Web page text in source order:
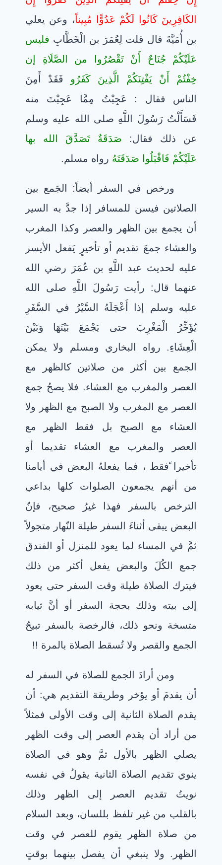
الكَافِرِينَ كَانُوا لَكُمْ عَدُوًّا مُبِيناً، وعن يعلي
بن أُمَيَّةَ قال قلت لِعُمَرَ بن الْخَطَّابِ فليس
عَلَيْكُمْ جُنَاحٌ أَنْ تَقْصُرُوا من الصَّلَاةِ إن
خِفْتُمْ أَنْ يَفْتِنَكُمْ الَّذِينَ كَفَرُو فَقَدْ أَمِنَ
الناس فقال : عَجِبْتُ مِمَّا عَجِبْتَ منه
فَسَأَلْتُ رَسُولَ اللَّهِ صلى الله عليه وسلم
عن ذلك فقال: صَدَقَةٌ تَصَدَّقَ الله بها
عَلَيْكُمْ فَاقْبَلُوا صَدَقَتَهُ رواه مسلم.
ورخص في السفر أيضاً: الجَمع بين
الصلاتين فيسن للمسافر إذا جدَّ به السير
أن يجمع بين الظهر والعصر وكذا المغرب
والعشاء جمعَ تقديم أو تأخيرٍ يَفعل الأيسر
عليه لحديث عبد اللَّهِ بن عُمَرَ رضي الله
عنهما قال: رأيت رَسُولَ اللَّهِ صلى الله
عليه وسلم إذا أَعْجَلَهُ السَّيْرُ في السَّفَرِ
يُؤَخِّرُ الْمَغْرِبَ حتى يَجْمَعَ بَيْنَهَا وَبَيْنَ
الْعِشَاءِ. رواه البخاري ومسلم ولا يمكن
الجمع بين أكثر من صلاتين كالظهر مع
العصر والمغرب مع العشاء. فلا يصحُ جمع
العصر مع المغرب ولا الصبح مع الظهر ولا
العشاء مع الصبح بل فقط الظهر مع
العصر والمغرب مع العشاء تقديما أو
تأخيرا ًفقط ، فما يفعلهُ البعض في أيامنا
من أنهم يجمعون الصلوات كلها بداعي
الترخص بالسفر فهذا غيرُ صحيح، فإنّ
البعض يبقى أثناءَ السفر طيلة النّهار متجولاً
ثمَّ في المساء لما يعود للمنزل أو الفندق
جمع الكُلَ والبعض يفعل أكثر من ذلك
فيترك الصلاة طيلة وقت السفر حتى يعود
إلى بيته وذلك بحجة السفر أو أنَّ ثيابه
متسخة ونحو ذلك، فالرخصة بالسفر تبيحُ
الجمع والقصر ولا تُسقط الصلاة بالمرة !!
ومن أرادَ الجمع للصلاة في السفر له
أن يقدمَ أو يؤخر وطريقة التقديم هي: أن
يقدم الصلاة الثانية إلى وقت الأولى فمثلاً
من أراد أن يقدم العصر إلى وقت الظهر
يصلي الظهر بالأول ثمَّ وهو في الصلاة
ينوي تقديم الصلاة الثانية يقولُ في نفسه
نويتُ تقديم العصر إلى الظهر وذلك
بالقلب من غير تلفظ بللسان، وبعد السلام
من صلاة الظهر يقوم للعصر في وقت
الظهر. ولا ينبغي أن يفصل بينهما بوقتٍ